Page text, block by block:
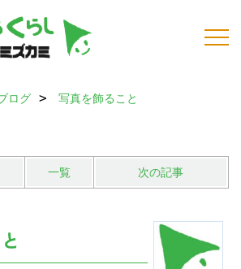
ログ 写真を飾ること
一覧 次の記事